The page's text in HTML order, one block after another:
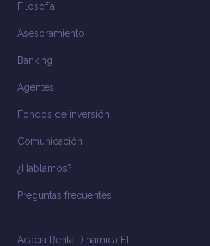
Filosofía
Asesoramiento
Banking
Agentes
Fondos de inversión
Comunicación
¿Hablamos?
Preguntas frecuentes
Acacia Renta Dinámica FI